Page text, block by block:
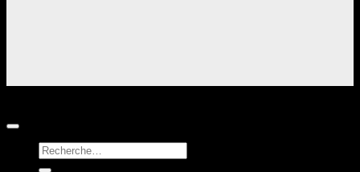
Recherche
pour :